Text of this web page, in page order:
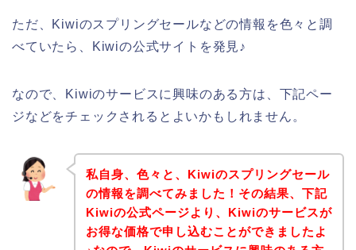
ただ、Kiwiのスプリングセールなどの情報を色々と調
べていたら、Kiwiの公式サイトを発見♪
なので、Kiwiのサービスに興味のある方は、下記ペー
ジなどをチェックされるとよいかもしれません。
私自身、色々と、Kiwiのスプリングセール
の情報を調べてみました！その結果、下記
Kiwiの公式ページより、Kiwiのサービスが
お得な価格で申し込むことができましたよ